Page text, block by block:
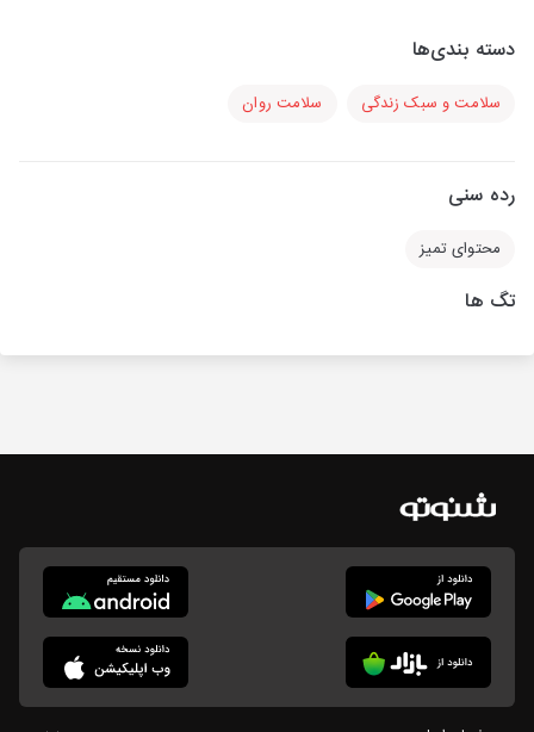
دسته بندی‌ها
سلامت و سبک زندگی سلامت روان
رده سنی
محتوای تمیز
تگ ها